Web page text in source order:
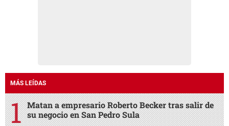
MÁS LEÍDAS
Matan a empresario Roberto Becker tras salir de
su negocio en San Pedro Sula